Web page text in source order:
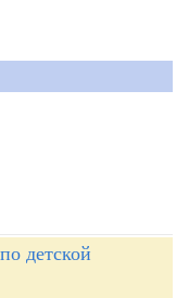
детской